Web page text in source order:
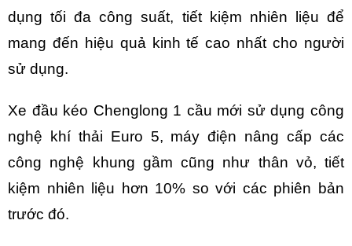
dụng tối đa công suất, tiết kiệm nhiên liệu để
mang đến hiệu quả kinh tế cao nhất cho người
sử dụng.
Xe đầu kéo Chenglong 1 cầu mới sử dụng công
nghệ khí thải Euro 5, máy điện nâng cấp các
công nghệ khung gầm cũng như thân vỏ, tiết
kiệm nhiên liệu hơn 10% so với các phiên bản
trước đó.